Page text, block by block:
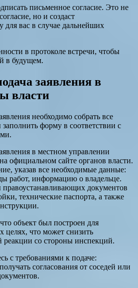
письменное согласие. Это не
но и создаст
для вас в случае дальнейших
в протоколе встречи, чтобы
в будущем.
заявления в
власти
необходимо собрать все
форму в соответствии с
в местном управлении
официальном сайте органов власти.
указав все необходимые данные:
работ, информацию о владельце.
документов
технические паспорта, а также
объект был построен для
целях, что может снизить
реакции со стороны инспекций.
с требованиями к подаче:
согласования от соседей или